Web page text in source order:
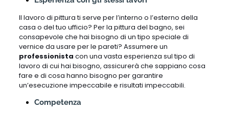
Il lavoro di pittura ti serve per l’interno o l’esterno della
casa o del tuo ufficio? Per la pittura del bagno, sei
consapevole che hai bisogno di un tipo speciale di
vernice da usare per le pareti? Assumere un
professionista con una vasta esperienza sul tipo di
lavoro di cui hai bisogno, assicurerà che sappiano cosa
fare e di cosa hanno bisogno per garantire
un’esecuzione impeccabile e risultati impeccabili.
Competenza